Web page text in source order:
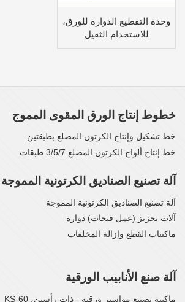
وحدة التقطيع الدوارة للورق،
للاستخدام الثقيل
خطوط إنتاج الورق المقوى المموج
خط تشكيل وإنتاج الكرتون المضلع بطبقتين
خط إنتاج ألواح الكرتون المضلع 3/5/7 طبقات
آلة تصنيع الصناديق الكرتونية المموجة
آلة تصنيع الصناديق الكرتونية المموجة
آلات تحزيز (عمل فتحات) دوارة
ماكينات القطع وإزالة المخلفات
آلة صنع الأنابيب الورقية
ماكينة تصنيع مواسير ورقية - ذات رأسين، KS-60